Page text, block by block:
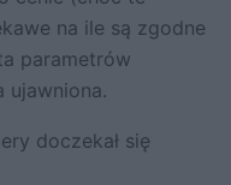
na ile są zgodne
parametrów
ujawniona.
doczekał się